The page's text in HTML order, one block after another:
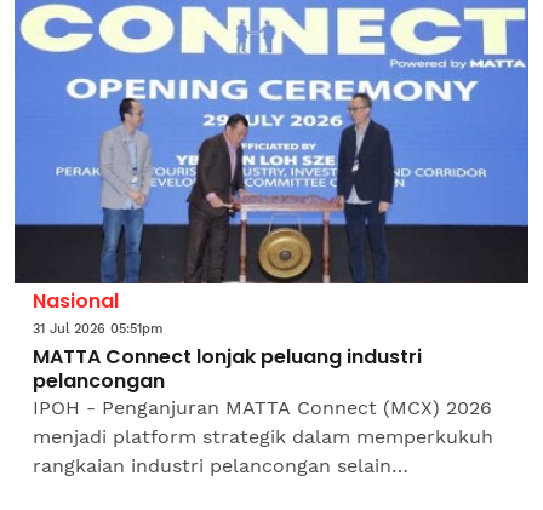
Nasional
31 Jul 2026 05:51pm
MATTA Connect lonjak peluang industri
pelancongan
IPOH - Penganjuran MATTA Connect (MCX) 2026
menjadi platform strategik dalam memperkukuh
rangkaian industri pelancongan selain